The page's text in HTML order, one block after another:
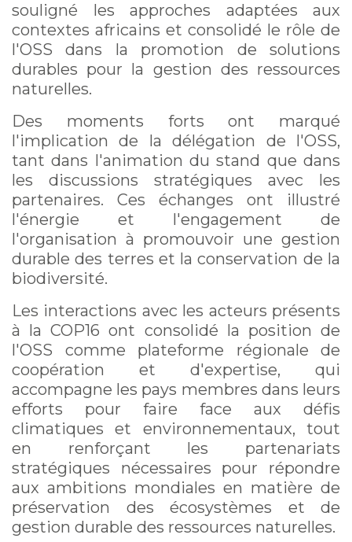
souligné les approches adaptées aux
contextes africains et consolidé le rôle de
l'OSS dans la promotion de solutions
durables pour la gestion des ressources
naturelles.
Des moments forts ont marqué
l'implication de la délégation de l'OSS,
tant dans l'animation du stand que dans
les discussions stratégiques avec les
partenaires. Ces échanges ont illustré
l'énergie et l'engagement de
l'organisation à promouvoir une gestion
durable des terres et la conservation de la
biodiversité.
Les interactions avec les acteurs présents
à la COP16 ont consolidé la position de
l'OSS comme plateforme régionale de
coopération et d'expertise, qui
accompagne les pays membres dans leurs
efforts pour faire face aux défis
climatiques et environnementaux, tout
en renforçant les partenariats
stratégiques nécessaires pour répondre
aux ambitions mondiales en matière de
préservation des écosystèmes et de
gestion durable des ressources naturelles.